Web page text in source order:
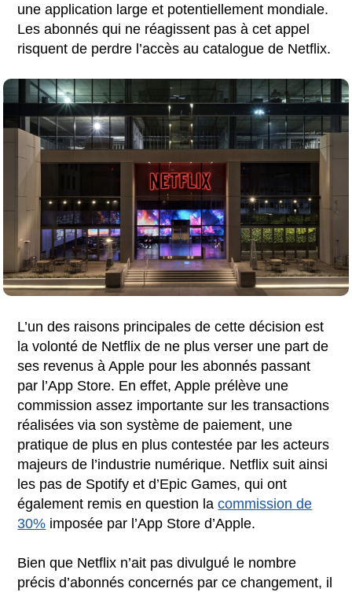
une application large et potentiellement mondiale.
Les abonnés qui ne réagissent pas à cet appel
risquent de perdre l’accès au catalogue de Netflix.
L’un des raisons principales de cette décision est
la volonté de Netflix de ne plus verser une part de
ses revenus à Apple pour les abonnés passant
par l’App Store. En effet, Apple prélève une
commission assez importante sur les transactions
réalisées via son système de paiement, une
pratique de plus en plus contestée par les acteurs
majeurs de l’industrie numérique. Netflix suit ainsi
les pas de Spotify et d’Epic Games, qui ont
également remis en question lacommission de
30% imposée par l’App Store d’Apple.
Bien que Netflix n’ait pas divulgué le nombre
précis d’abonnés concernés par ce changement, il